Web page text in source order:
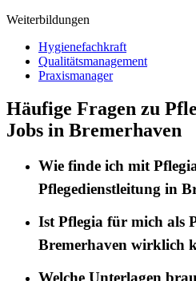
Weiterbildungen
Hygienefachkraft
Qualitätsmanagement
Praxismanager
Häufige Fragen zu
Jobs in Bremerhaven
Wie finde ich mit
Pflegedienstleitung in
Ist Pflegia für mich als
Bremerhaven wirklich
Welche Unterlagen